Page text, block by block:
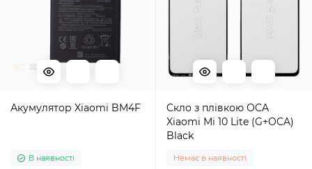
Акумулятор Xiaomi BM4F
В наявності
Cкло з плівкою ОCA
Xiaomi Mi 10 Lite (G+OCA)
Black
Немає в наявності